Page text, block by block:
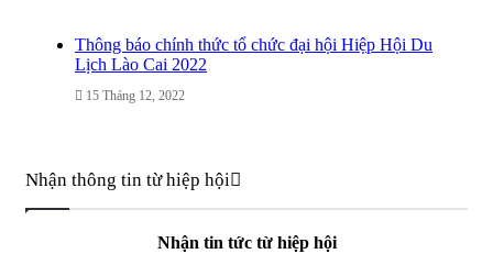
Thông báo chính thức tổ chức đại hội Hiệp Hội Du
Lịch Lào Cai 2022
15 Tháng 12, 2022
Nhận thông tin từ hiệp hội
Nhận tin tức từ hiệp hội